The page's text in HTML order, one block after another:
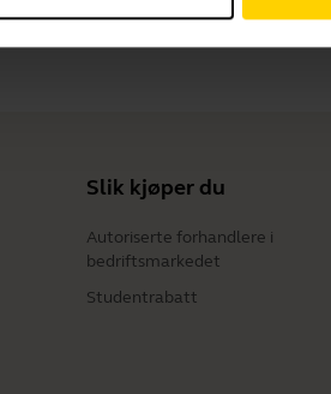
Slik kjøper du
Autoriserte forhandlere i
bedriftsmarkedet
Studentrabatt